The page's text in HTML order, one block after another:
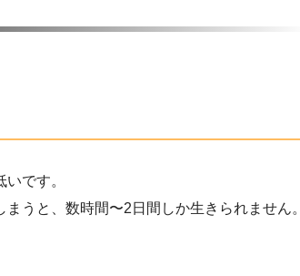
です。
うと、数時間〜2日間しか生きられません。